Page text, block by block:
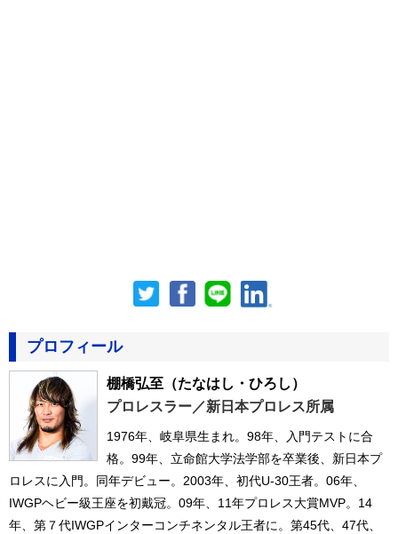
プロフィール
棚橋弘至 （たなはし・ひろし）
プロレスラー／新日本プロレス所属
1976年、岐阜県生まれ。98年、入門テストに合
格。99年、立命館大学法学部を卒業後、新日本プ
ロレスに入門。同年デビュー。2003年、初代U-30王者。06年、
IWGPヘビー級王座を初戴冠。09年、11年プロレス大賞MVP。14
年、第７代IWGPインターコンチネンタル王者に。第45代、47代、